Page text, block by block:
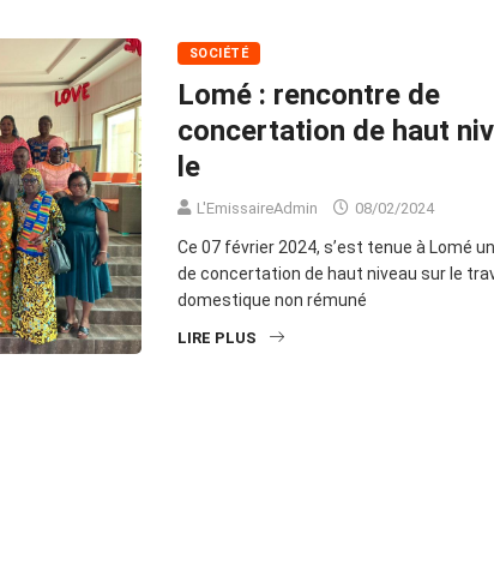
SOCIÉTÉ
Lomé : rencontre de
concertation de haut
le
L'EmissaireAdmin 08/02/2024
Ce 07 février 2024, s’est tenue à Lomé
de concertation de haut niveau sur le
domestique non rémuné
LIRE PLUS